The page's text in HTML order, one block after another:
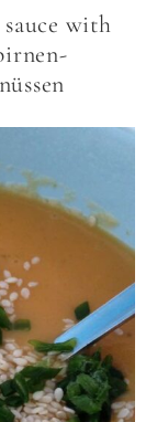
with